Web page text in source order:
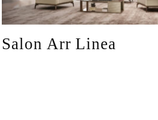
Salon Arr Linea